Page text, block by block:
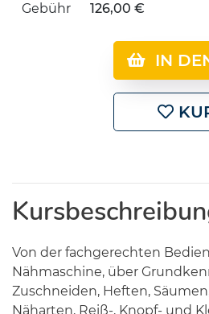
Gebühr 126,00 €
IN
Von der fachgerechten
Nähmaschine, über
Zuschneiden, Heften,
Näharten, Reiß-, Knopf- und